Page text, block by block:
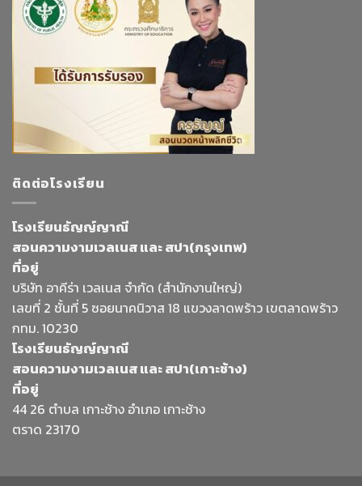
ติดต่อโรงเรียน
โรงเรียนธัญญ์ญาณี
สอนความงามเวลเนส และ สปา(กรุงเทพ)
ที่อยู่
บริษัท อาคีร่า เวลเนส จำกัด (สำนักงานใหญ่)
เลขที่ 2 ชั้นที่ 5 ซอยนาคนิวาส 18 แขวงลาดพร้าว เขตลาดพร้าว
กทม. 10230
โรงเรียนธัญญ์ญาณี
สอนความงามเวลเนส และ สปา(เกาะช้าง)
ที่อยู่
44 26 ตำบล เกาะช้าง อำเภอ เกาะช้าง
ตราด 23170